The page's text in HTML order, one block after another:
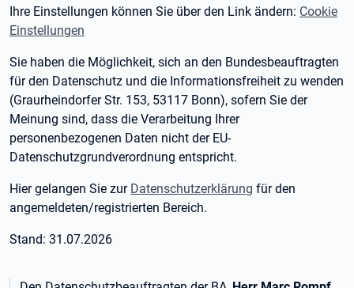
Ihre Einstellungen können Sie über den Link ändern: Cookie
Einstellungen
Sie haben die Möglichkeit, sich an den Bundesbeauftragten
für den Datenschutz und die Informationsfreiheit zu wenden
(Graurheindorfer Str. 153, 53117 Bonn), sofern Sie der
Meinung sind, dass die Verarbeitung Ihrer
personenbezogenen Daten nicht der EU-
Datenschutzgrundverordnung entspricht.
Hier gelangen Sie zur Datenschutzerklärung für den
angemeldeten/registrierten Bereich.
Stand: 31.07.2026